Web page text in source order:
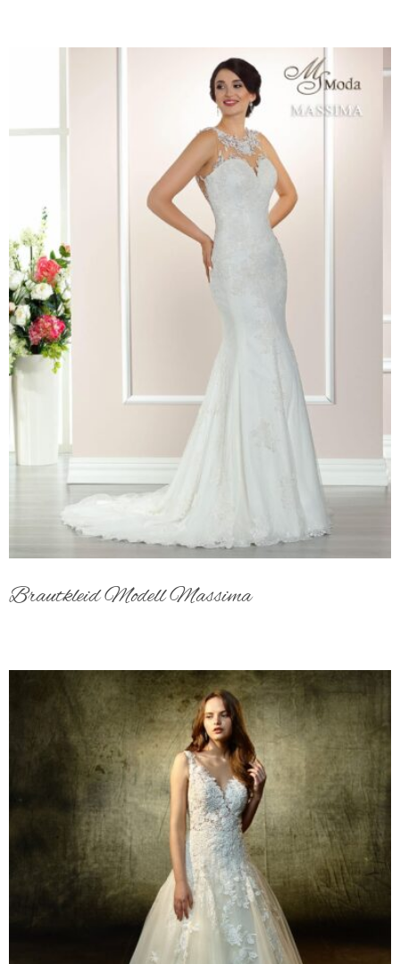
Brautkleid Modell Massima